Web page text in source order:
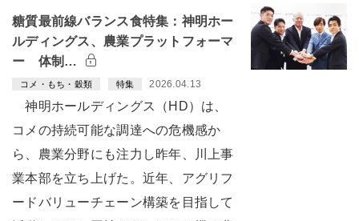
糖質最前線バランス食特集：神明ホー
ルディングス、農業プラットフォーマ
ー 体制…
コメ・もち・穀類 特集 2026.04.13
神明ホールディングス（HD）は、
コメの持続可能な調達への危機感か
ら、農業分野にも注力し昨年、川上事
業本部を立ち上げた。近年、アグリフ
ードバリューチェーン構築を目指して